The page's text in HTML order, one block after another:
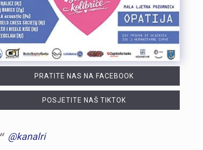
PRATITE NAS NA FACEBOOK
POSJETITE NAŠ TIKTOK
@kanalri